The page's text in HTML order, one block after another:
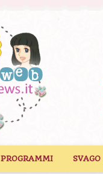
PROGRAMMI SVAGO